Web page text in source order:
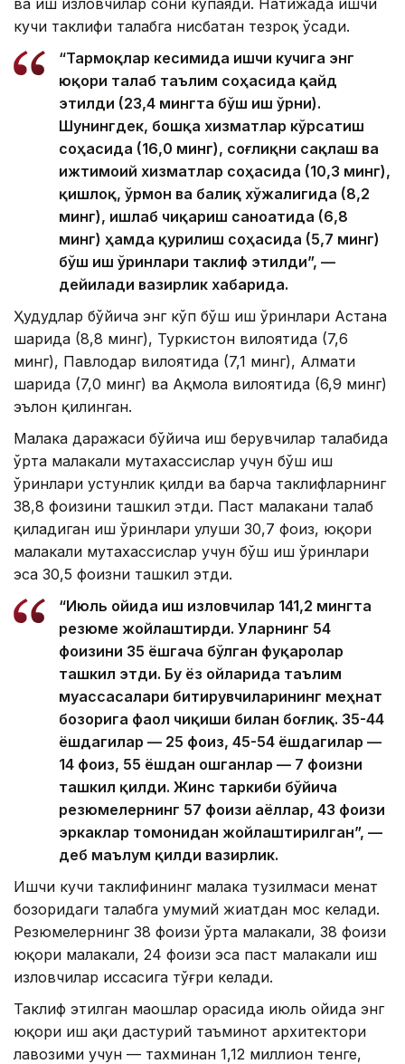
кучи таклифи талабга нисбатан тезроқ ўсади.
“Тармоқлар кесимида ишчи кучига энг
юқори талаб таълим соҳасида қайд
этилди (23,4 мингта бўш иш ўрни).
Шунингдек, бошқа хизматлар кўрсатиш
соҳасида (16,0 минг), соғлиқни сақлаш ва
ижтимоий хизматлар соҳасида (10,3 минг),
қишлоқ, ўрмон ва балиқ хўжалигида (8,2
минг), ишлаб чиқариш саноатида (6,8
минг) ҳамда қурилиш соҳасида (5,7 минг)
бўш иш ўринлари таклиф этилди”, —
дейилади вазирлик хабарида.
Ҳудудлар бўйича энг кўп бўш иш ўринлари Астана
шаҳрида (8,8 минг), Туркистон вилоятида (7,6
минг), Павлодар вилоятида (7,1 минг), Алмати
шаҳрида (7,0 минг) ва Ақмола вилоятида (6,9 минг)
эълон қилинган.
Малака даражаси бўйича иш берувчилар талабида
ўрта малакали мутахассислар учун бўш иш
ўринлари устунлик қилди ва барча таклифларнинг
38,8 фоизини ташкил этди. Паст малакани талаб
қиладиган иш ўринлари улуши 30,7 фоиз, юқори
малакали мутахассислар учун бўш иш ўринлари
эса 30,5 фоизни ташкил этди.
“Июль ойида иш изловчилар 141,2 мингта
резюме жойлаштирди. Уларнинг 54
фоизини 35 ёшгача бўлган фуқаролар
ташкил этди. Бу ёз ойларида таълим
муассасалари битирувчиларининг меҳнат
бозорига фаол чиқиши билан боғлиқ. 35-44
ёшдагилар — 25 фоиз, 45-54 ёшдагилар —
14 фоиз, 55 ёшдан ошганлар — 7 фоизни
ташкил қилди. Жинс таркиби бўйича
резюмелернинг 57 фоизи аёллар, 43 фоизи
эркаклар томонидан жойлаштирилган”, —
деб маълум қилди вазирлик.
Ишчи кучи таклифининг малака тузилмаси меҳнат
бозоридаги талабга умумий жиҳатдан мос келади.
Резюмелернинг 38 фоизи ўрта малакали, 38 фоизи
юқори малакали, 24 фоизи эса паст малакали иш
изловчилар ҳиссасига тўғри келади.
Таклиф этилган маошлар орасида июль ойида энг
юқори иш ҳақи дастурий таъминот архитектори
лавозими учун — тахминан 1,12 миллион тенге,